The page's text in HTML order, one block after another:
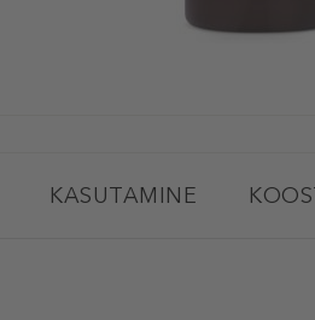
KASUTAMINE